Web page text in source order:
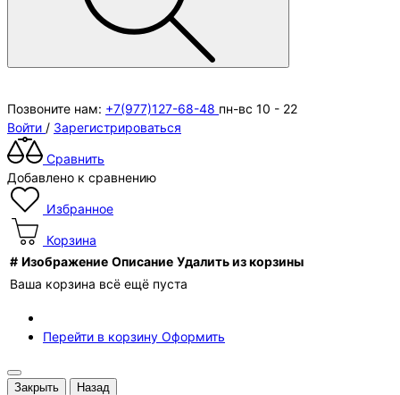
Позвоните нам: +7(977)127-68-48 пн-вс 10 - 22
Войти / Зарегистрироваться
Сравнить
Добавлено к сравнению
Избранное
Корзина
# Изображение Описание Удалить из корзины
Ваша корзина всё ещё пуста
Перейти в корзину Оформить
Закрыть Назад